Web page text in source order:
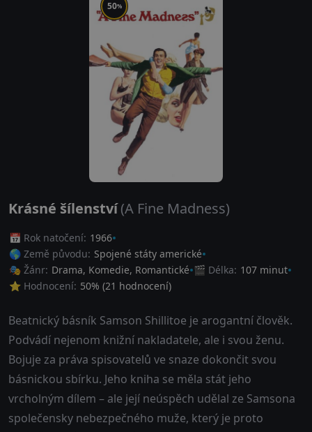
50%
Krásné šílenství(A Fine Madness)
📅 Rok natočení: 1966
🌎 Země původu: Spojené státy americké
🎭 Žánr: Drama, Komedie, Romantické 🎬 Délka: 107 minut
⭐ Hodnocení: 50% (21 hodnocení)
Beatnický básník Samson Shillitoe je arogantní člověk.
Podvádí nejenom knižní nakladatele, ale i svou ženu.
Bojuje za práva spisovatelů ve snaze dokončit svou
básnickou sbírku. Jeho kniha se měla stát jeho
vrcholným dílem – ale její neúspěch udělal ze Samsona
společensky nebezpečného muže, který je proto